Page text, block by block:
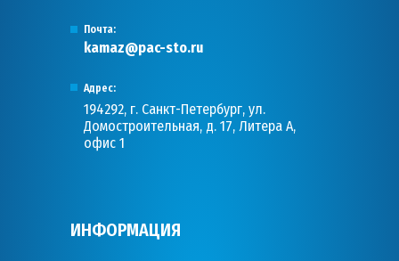
Почта:
kamaz@pac-sto.ru
Адрес:
194292, г. Санкт-Петербург, ул.
Домостроительная, д. 17, Литера А,
офис 1
ИНФОРМАЦИЯ